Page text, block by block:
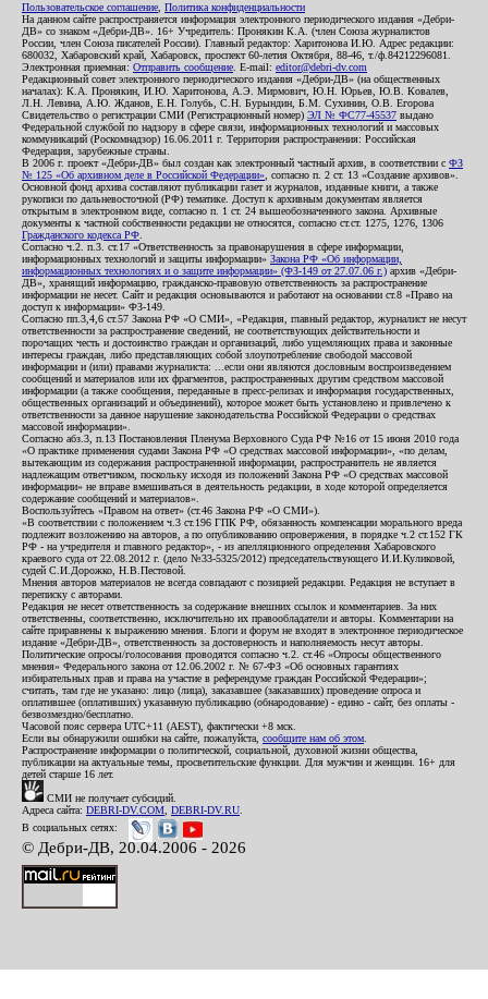
Пользовательское соглашение Политика конфиденциальности
На данном сайте распространяется информация электронного периодического издания «Дебри-
ДВ» со знаком «Дебри-ДВ». 16+ Учредитель: Пронякин К.А. (член Союза журналистов
России, член Союза писателей России). Главный редактор: Харитонова И.Ю. Адрес редакции:
680032, Хабаровский край, Хабаровск, проспект 60-летия Октября, 88-46, т./ф.84212296081.
Электронная приемная: Отправить сообщение . E-mail: editor@debri-dv.com
Редакционный совет электронного периодического издания «Дебри-ДВ» (на общественных
началах): К.А. Пронякин, И.Ю. Харитонова, А.Э. Мирмович, Ю.Н. Юрьев, Ю.В. Ковалев,
Л.Н. Левина, А.Ю. Жданов, Е.Н. Голубь, С.Н. Бурындин, Б.М. Сухинин, О.В. Егорова
Свидетельство о регистрации СМИ (Регистрационный номер) ЭЛ № ФС77-45537 выдано
Федеральной службой по надзору в сфере связи, информационных технологий и массовых
коммуникаций (Роскомнадзор) 16.06.2011 г. Территория распространения: Российская
Федерация, зарубежные страны.
В 2006 г. проект «Дебри-ДВ» был создан как электронный частный архив, в соответствии с ФЗ
№ 125 «Об архивном деле в Российской Федерации» , согласно п. 2 ст. 13 «Создание архивов».
Основной фонд архива составляют публикации газет и журналов, изданные книги, а также
рукописи по дальневосточной (РФ) тематике. Доступ к архивным документам является
открытым в электронном виде, согласно п. 1 ст. 24 вышеобозначенного закона. Архивные
документы к частной собственности редакции не относятся, согласно ст.ст. 1275, 1276, 1306
Гражданского кодекса РФ
Согласно ч.2. п.3. ст.17 «Ответственность за правонарушения в сфере информации,
информационных технологий и защиты информации» Закона РФ «Об информации,
информационных технологиях и о защите информации» (ФЗ-149 от 27.07.06 г.) архив «Дебри-
ДВ», хранящий информацию, гражданско-правовую ответственность за распространение
информации не несет. Сайт и редакция основываются и работают на основании ст.8 «Право на
доступ к информации» ФЗ-149.
Согласно пп.3,4,6 ст.57 Закона РФ «О СМИ», «Редакция, главный редактор, журналист не несут
ответственности за распространение сведений, не соответствующих действительности и
порочащих честь и достоинство граждан и организаций, либо ущемляющих права и законные
интересы граждан, либо представляющих собой злоупотребление свободой массовой
информации и (или) правами журналиста: ...если они являются дословным воспроизведением
сообщений и материалов или их фрагментов, распространенных другим средством массовой
информации (а также сообщения, переданные в пресс-релизах и информация государственных,
общественных организаций и объединений), которое может быть установлено и привлечено к
ответственности за данное нарушение законодательства Российской Федерации о средствах
массовой информации».
Согласно абз.3, п.13 Постановления Пленума Верховного Суда РФ №16 от 15 июня 2010 года
«О практике применения судами Закона РФ «О средствах массовой информации», «по делам,
вытекающим из содержания распространенной информации, распространитель не является
надлежащим ответчиком, поскольку исходя из положений Закона РФ «О средствах массовой
информации» не вправе вмешиваться в деятельность редакции, в ходе которой определяется
содержание сообщений и материалов».
Воспользуйтесь «Правом на ответ» (ст.46 Закона РФ «О СМИ»).
«В соответствии с положением ч.3 ст.196 ГПК РФ, обязанность компенсации морального вреда
подлежит возложению на авторов, а по опубликованию опровержения, в порядке ч.2 ст.152 ГК
РФ - на учредителя и главного редактор», - из апелляционного определения Хабаровского
краевого суда от 22.08.2012 г. (дело №33-5325/2012) председательствующего И.И.Куликовой,
судей С.И.Дорожко, Н.В.Пестовой.
Мнения авторов материалов не всегда совпадают с позицией редакции. Редакция не вступает в
переписку с авторами.
Редакция не несет ответственность за содержание внешних ссылок и комментариев. За них
ответственны, соответственно, исключительно их правообладатели и авторы. Комментарии на
сайте приравнены к выражению мнения. Блоги и форум не входят в электронное периодическое
издание «Дебри-ДВ», ответственность за достоверность и наполняемость несут авторы.
Политические опросы/голосования проводятся согласно ч.2. ст.46 «Опросы общественного
мнения» Федерального закона от 12.06.2002 г. № 67-ФЗ «Об основных гарантиях
избирательных прав и права на участие в референдуме граждан Российской Федерации»;
считать, там где не указано: лицо (лица), заказавшее (заказавших) проведение опроса и
оплатившее (оплативших) указанную публикацию (обнародование) - едино - сайт, без оплаты -
безвозмездно/бесплатно.
Часовой пояс сервера UTC+11 (AEST), фактически +8 мск.
Если вы обнаружили ошибки на сайте, пожалуйста, сообщите нам об этом
Распространение информации о политической, социальной, духовной жизни общества,
публикации на актуальные темы, просветительские функции. Для мужчин и женщин. 16+ для
детей старше 16 лет.
СМИ не получает субсидий.
Адреса сайта: DEBRI-DV.COM DEBRI-DV.RU
В социальных сетях:
© Дебри-ДВ, 20.04.2006 - 2026